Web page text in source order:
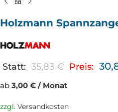
Holzmann
Statt: 35,83€ Preis:
ab 3,00 € / Monat
zzgl. Versandkosten